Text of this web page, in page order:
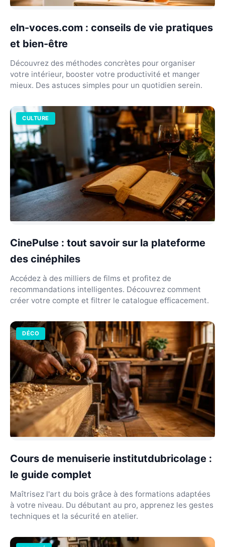
eln-voces.com : conseils de vie pratiques
et bien-être
Découvrez des méthodes concrètes pour organiser
votre intérieur, booster votre productivité et manger
mieux. Des astuces simples pour un quotidien serein.
CULTURE
CinePulse : tout savoir sur la plateforme
des cinéphiles
Accédez à des milliers de films et profitez de
recommandations intelligentes. Découvrez comment
créer votre compte et filtrer le catalogue efficacement.
DÉCO
Cours de menuiserie institutdubricolage :
le guide complet
Maîtrisez l'art du bois grâce à des formations adaptées
à votre niveau. Du débutant au pro, apprenez les gestes
techniques et la sécurité en atelier.